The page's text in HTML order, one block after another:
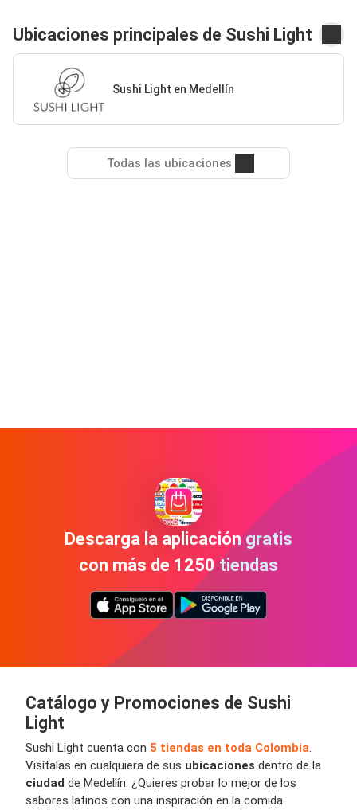
Ubicaciones principales de Sushi Light
Sushi Light en Medellín
Todas las ubicaciones
Descarga la aplicación gratis
con más de 1250 tiendas
Catálogo y Promociones de Sushi
Light
Sushi Light cuenta con 5 tiendas en toda Colombia.
Visítalas en cualquiera de sus ubicaciones dentro de la
ciudad de Medellín. ¿Quieres probar lo mejor de los
sabores latinos con una inspiración en la comida